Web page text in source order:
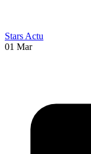
Stars Actu
01 Mar